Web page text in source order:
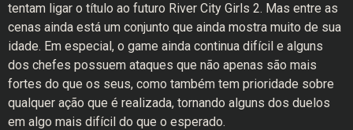
tentam ligar o título ao futuro River City Girls 2. Mas entre as
cenas ainda está um conjunto que ainda mostra muito de sua
idade. Em especial, o game ainda continua difícil e alguns
dos chefes possuem ataques que não apenas são mais
fortes do que os seus, como também tem prioridade sobre
qualquer ação que é realizada, tornando alguns dos duelos
em algo mais difícil do que o esperado.